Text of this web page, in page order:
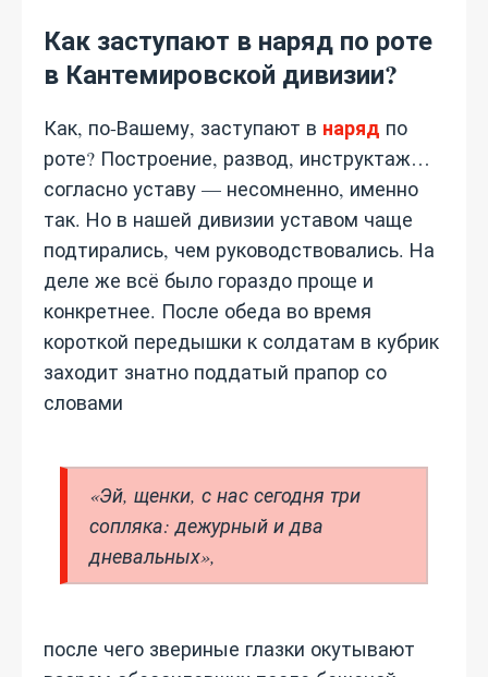
Как заступают в наряд по роте
в Кантемировской дивизии?
Как, по-Вашему, заступают в наряд по
роте? Построение, развод, инструктаж…
согласно уставу — несомненно, именно
так. Но в нашей дивизии уставом чаще
подтирались, чем руководствовались. На
деле же всё было гораздо проще и
конкретнее. После обеда во время
короткой передышки к солдатам в кубрик
заходит знатно поддатый прапор со
словами
«Эй, щенки, с нас сегодня три
сопляка: дежурный и два
дневальных»,
после чего звериные глазки окутывают